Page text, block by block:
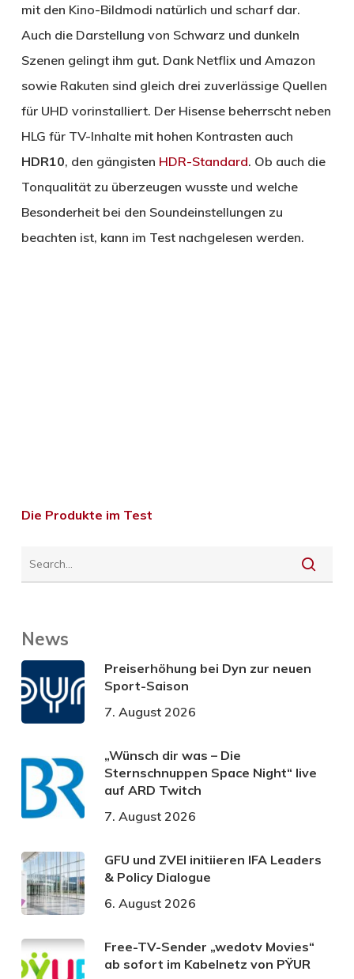
mit den Kino-Bildmodi natürlich und scharf dar.
Auch die Darstellung von Schwarz und dunkeln
Szenen gelingt ihm gut. Dank Netflix und Amazon
sowie Rakuten sind gleich drei zuverlässige Quellen
für UHD vorinstalliert. Der Hisense beherrscht neben
HLG für TV-Inhalte mit hohen Kontrasten auch
HDR10, den gängisten HDR-Standard. Ob auch die
Tonqualität zu überzeugen wusste und welche
Besonderheit bei den Soundeinstellungen zu
beachten ist, kann im Test nachgelesen werden.
Die Produkte im Test
News
Preiserhöhung bei Dyn zur neuen
Sport-Saison
7. August 2026
„Wünsch dir was – Die
Sternschnuppen Space Night“ live
auf ARD Twitch
7. August 2026
GFU und ZVEI initiieren IFA Leaders
& Policy Dialogue
6. August 2026
Free-TV-Sender „wedotv Movies“
ab sofort im Kabelnetz von PŸUR